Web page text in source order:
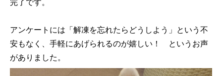
アンケートには「解凍を忘れたらどうしよう」という不
安もなく、手軽にあげられるのが嬉しい！ というお声
がありました。